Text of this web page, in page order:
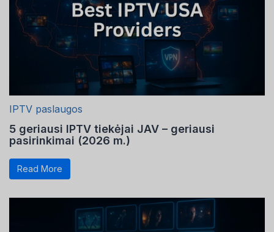
IPTV paslaugos
5 geriausi IPTV tiekėjai JAV – geriausi
pasirinkimai (2026 m.)
Read More